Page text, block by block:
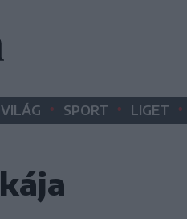
VILÁG • SPORT • LIGET •